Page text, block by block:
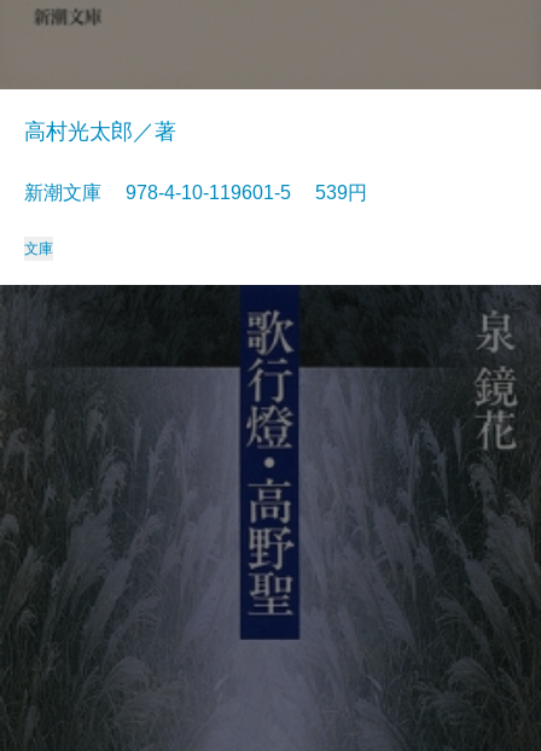
高村光太郎／著
新潮文庫 978-4-10-119601-5 539円
文庫